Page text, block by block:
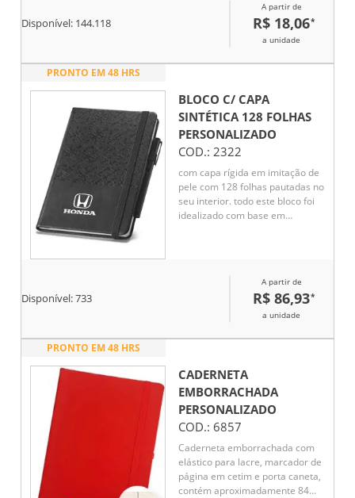
Disponível: 144.118
A partir de
R$ 18,06*
a unidade
PRONTO EM 48 HRS
BLOCO C/ CAPA
SINTÉTICA 128 FOLHAS
PERSONALIZADO
COD.: 2322
com capa rígida em imitação de
pele com 128 folhas pautadas no
seu interior. todo este bloco foi
idealizado com base em
Disponível:733
A partir de
R$ 86,93*
a unidade
PRONTO EM 48 HRS
CADERNETA
EMBORRACHADA
PERSONALIZADO
COD.: 6857
Caderneta emborrachada com
elástico para lacre, marcador de
página em cetim e porta caneta,
contém aproximadamente 84